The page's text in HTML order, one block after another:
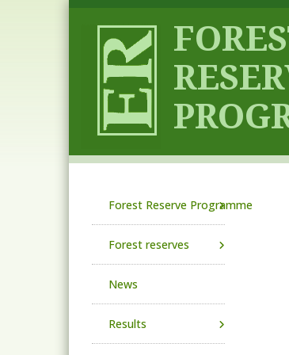
Forest Reserve Programme
Forest reserves
News
Results